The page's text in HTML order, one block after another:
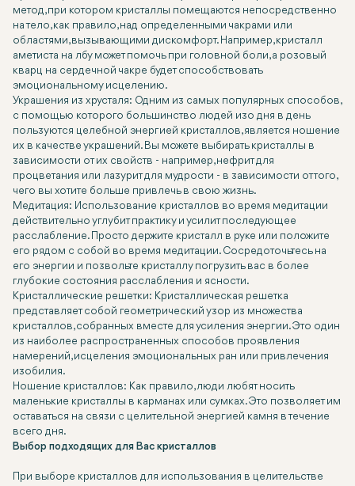
метод, при котором кристаллы помещаются непосредственно
на тело, как правило, над определенными чакрами или
областями, вызывающими дискомфорт. Например, кристалл
аметиста на лбу может помочь при головной боли, а розовый
кварц на сердечной чакре будет способствовать
эмоциональному исцелению.
Украшения из хрусталя: Одним из самых популярных способов,
с помощью которого большинство людей изо дня в день
пользуются целебной энергией кристаллов, является ношение
их в качестве украшений. Вы можете выбирать кристаллы в
зависимости от их свойств - например, нефрит для
процветания или лазурит для мудрости - в зависимости от того,
чего вы хотите больше привлечь в свою жизнь.
Медитация: Использование кристаллов во время медитации
действительно углубит практику и усилит последующее
расслабление. Просто держите кристалл в руке или положите
его рядом с собой во время медитации. Сосредоточьтесь на
его энергии и позвольте кристаллу погрузить вас в более
глубокие состояния расслабления и ясности.
Кристаллические решетки: Кристаллическая решетка
представляет собой геометрический узор из множества
кристаллов, собранных вместе для усиления энергии. Это один
из наиболее распространенных способов проявления
намерений, исцеления эмоциональных ран или привлечения
изобилия.
Ношение кристаллов: Как правило, люди любят носить
маленькие кристаллы в карманах или сумках. Это позволяет им
оставаться на связи с целительной энергией камня в течение
всего дня.
Выбор подходящих для Вас кристаллов
При выборе кристаллов для использования в целительстве